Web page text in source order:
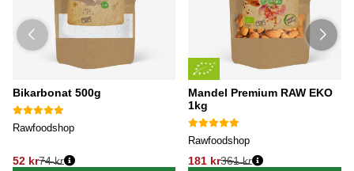
Bikarbonat 500g
Rawfoodshop
52 kr74 kr
Mandel Premium RAW EKO
1kg
Rawfoodshop
181 kr361 kr